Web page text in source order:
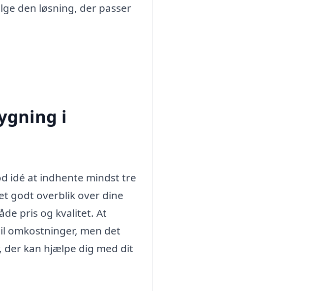
den løsning, der passer
i
idé at indhente mindst tre
godt overblik over dine
pris og kvalitet. At
omkostninger, men det
kan hjælpe dig med dit